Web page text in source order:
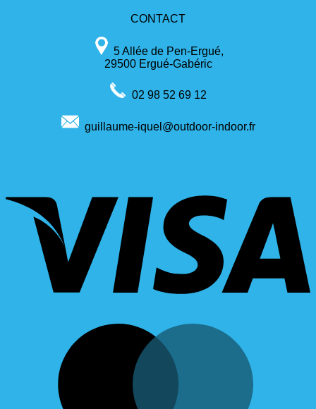
CONTACT
5 Allée de Pen-Ergué,
29500 Ergué-Gabéric
02 98 52 69 12
guillaume-iquel@outdoor-indoor.fr